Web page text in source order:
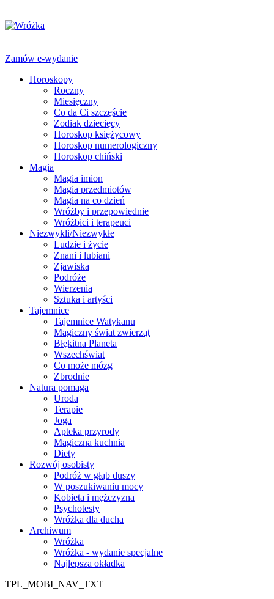
Zamów e-wydanie
Horoskopy
Roczny
Miesięczny
Co da Ci szczęście
Zodiak dziecięcy
Horoskop księżycowy
Horoskop numerologiczny
Horoskop chiński
Magia
Magia imion
Magia przedmiotów
Magia na co dzień
Wróżby i przepowiednie
Wróżbici i terapeuci
Niezwykli/Niezwykłe
Ludzie i życie
Znani i lubiani
Zjawiska
Podróże
Wierzenia
Sztuka i artyści
Tajemnice
Tajemnice Watykanu
Magiczny świat zwierząt
Błękitna Planeta
Wszechświat
Co może mózg
Zbrodnie
Natura pomaga
Uroda
Terapie
Joga
Apteka przyrody
Magiczna kuchnia
Diety
Rozwój osobisty
Podróż w głąb duszy
W poszukiwaniu mocy
Kobieta i mężczyzna
Psychotesty
Wróżka dla ducha
Archiwum
Wróżka
Wróżka - wydanie specjalne
Najlepsza okładka
TPL_MOBI_NAV_TXT